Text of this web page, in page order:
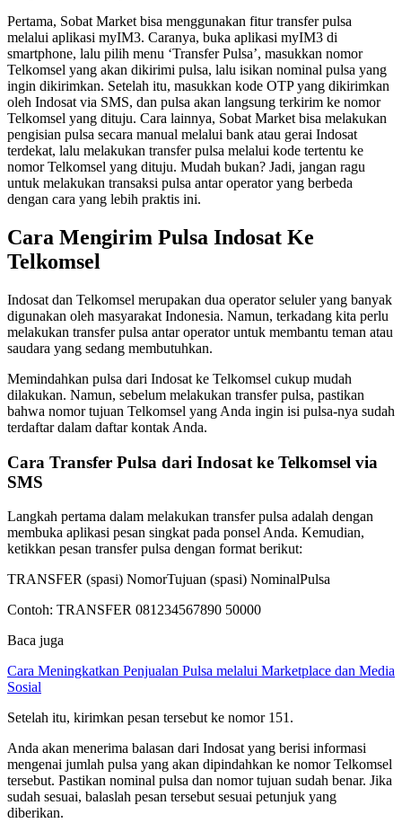
Pertama, Sobat Market bisa menggunakan fitur transfer pulsa
melalui aplikasi myIM3. Caranya, buka aplikasi myIM3 di
smartphone, lalu pilih menu ‘Transfer Pulsa’, masukkan nomor
Telkomsel yang akan dikirimi pulsa, lalu isikan nominal pulsa yang
ingin dikirimkan. Setelah itu, masukkan kode OTP yang dikirimkan
oleh Indosat via SMS, dan pulsa akan langsung terkirim ke nomor
Telkomsel yang dituju. Cara lainnya, Sobat Market bisa melakukan
pengisian pulsa secara manual melalui bank atau gerai Indosat
terdekat, lalu melakukan transfer pulsa melalui kode tertentu ke
nomor Telkomsel yang dituju. Mudah bukan? Jadi, jangan ragu
untuk melakukan transaksi pulsa antar operator yang berbeda
dengan cara yang lebih praktis ini.
Cara Mengirim Pulsa Indosat Ke
Telkomsel
Indosat dan Telkomsel merupakan dua operator seluler yang banyak
digunakan oleh masyarakat Indonesia. Namun, terkadang kita perlu
melakukan transfer pulsa antar operator untuk membantu teman atau
saudara yang sedang membutuhkan.
Memindahkan pulsa dari Indosat ke Telkomsel cukup mudah
dilakukan. Namun, sebelum melakukan transfer pulsa, pastikan
bahwa nomor tujuan Telkomsel yang Anda ingin isi pulsa-nya sudah
terdaftar dalam daftar kontak Anda.
Cara Transfer Pulsa dari Indosat ke Telkomsel via
SMS
Langkah pertama dalam melakukan transfer pulsa adalah dengan
membuka aplikasi pesan singkat pada ponsel Anda. Kemudian,
ketikkan pesan transfer pulsa dengan format berikut:
TRANSFER (spasi) NomorTujuan (spasi) NominalPulsa
Contoh: TRANSFER 081234567890 50000
Baca juga
Cara Meningkatkan Penjualan Pulsa melalui Marketplace dan Media
Sosial
Setelah itu, kirimkan pesan tersebut ke nomor 151.
Anda akan menerima balasan dari Indosat yang berisi informasi
mengenai jumlah pulsa yang akan dipindahkan ke nomor Telkomsel
tersebut. Pastikan nominal pulsa dan nomor tujuan sudah benar. Jika
sudah sesuai, balaslah pesan tersebut sesuai petunjuk yang
diberikan.